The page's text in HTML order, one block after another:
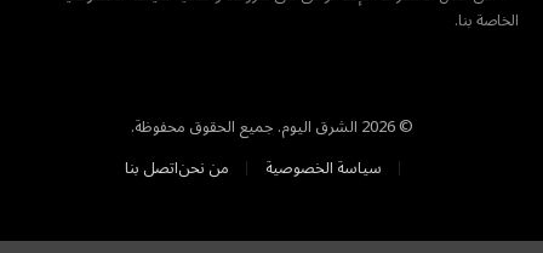
الخاصة بنا.
© 2026 الشرق اليوم. جميع الحقوق محفوظة.
سياسة الخصوصية
من نحناتصل بنا